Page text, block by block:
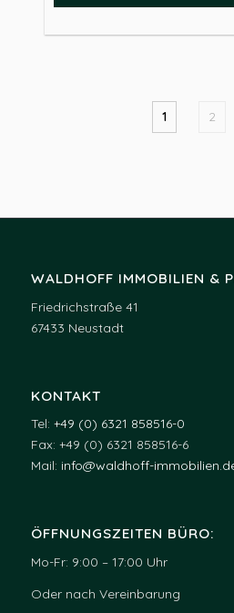
1 2
WALDHOFF IMMOBILIEN &
Friedrichstraße 41
67433 Neustadt
KONTAKT
Tel: +49 (0) 6321 858516-0
Fax: +49 (0) 6321 858516-6
Mail: info@waldhoff-
ÖFFNUNGSZEITEN BÜRO:
Mo-Fr: 9:00 – 17:00 Uhr
Oder nach Vereinbarung